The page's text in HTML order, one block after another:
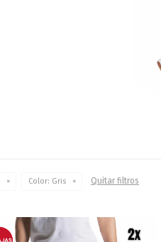
Color: Gris Quitar filtros